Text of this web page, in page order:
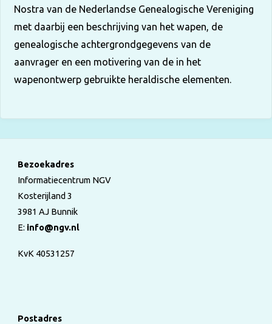
Nostra van de Nederlandse Genealogische Vereniging
met daarbij een beschrijving van het wapen, de
genealogische achtergrondgegevens van de
aanvrager en een motivering van de in het
wapenontwerp gebruikte heraldische elementen.
Bezoekadres
Informatiecentrum NGV
Kosterijland 3
3981 AJ Bunnik
E: info@ngv.nl
KvK 40531257
Postadres